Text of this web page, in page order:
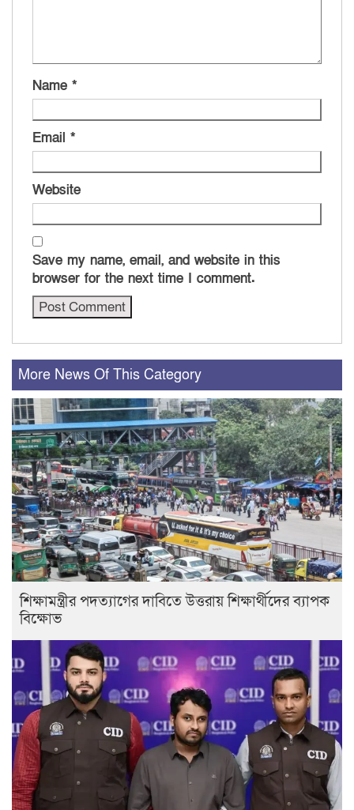
Name *
Email *
Website
Save my name, email, and website in this
browser for the next time I comment.
More News Of This Category
শিক্ষামন্ত্রীর পদত্যাগের দাবিতে উত্তরায় শিক্ষার্থীদের ব্যাপক
বিক্ষোভ ​